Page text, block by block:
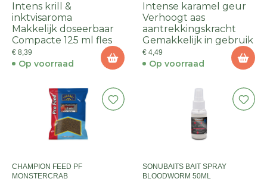
Intens krill &
inktvisaroma
Makkelijk doseerbaar
Compacte 125 ml fles
€ 8,39
Op voorraad
Intense karamel geur
Verhoogt aas
aantrekkingskracht
Gemakkelijk in gebruik
€ 4,49
Op voorraad
CHAMPION FEED PF
MONSTERCRAB
SONUBAITS BAIT SPRAY
BLOODWORM 50ML